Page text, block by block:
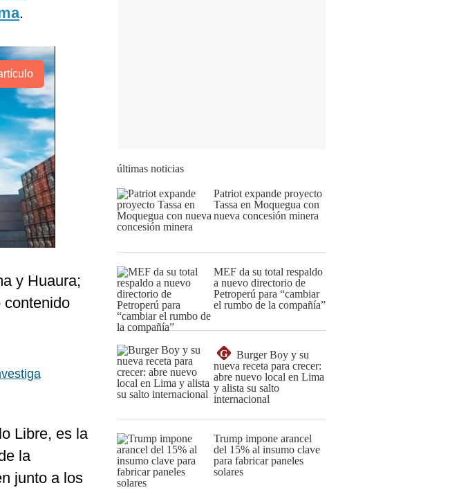
.
y Huaura;
contenido
Libre, es la
la
junto a los
últimas noticias
Patriot expande proyecto
Tassa en Moquegua con
nueva concesión minera
MEF da su total respaldo
a nuevo directorio de
Petroperú para “cambiar
el rumbo de la compañía”
G
Burger Boy y su
nueva receta para crecer:
abre nuevo local en Lima
y alista su salto
internacional
Trump impone arancel
del 15% al insumo clave
para fabricar paneles
solares